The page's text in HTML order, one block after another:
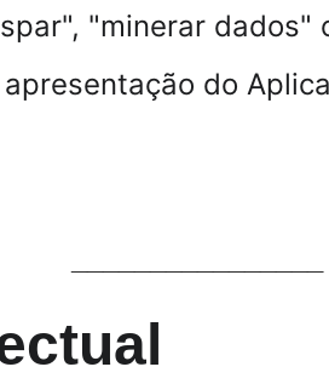
"minerar
do